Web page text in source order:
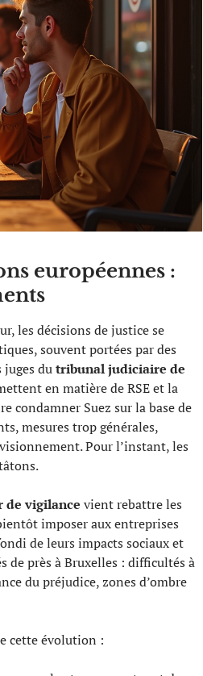
européennes :
les décisions de justice se
souvent portées par des
juges dutribunal judiciaire de
en matière de RSE et la
condamner Suez sur la base de
mesures trop générales,
Pour l’instant, les
de vigilance vient rebattre les
imposer aux entreprises
de leurs impacts sociaux et
de près à Bruxelles : difficultés à
du préjudice, zones d’ombre
cette évolution :